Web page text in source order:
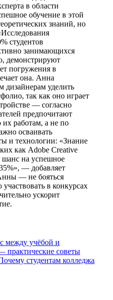
в области
обучение в этой
знаний, но
студентов
занимающихся
демонстрируют
погружения в
она. Анна
дизайнерам уделить
так как оно играет
— согласно
предпочитают
их работам, а не по
осваивать
и технологии: «Знание
как Adobe Creative
шанс на успешное
— добавляет
— не бояться
в конкурсах
ускорит
между учёбой и
практические советы
студентам колледжа